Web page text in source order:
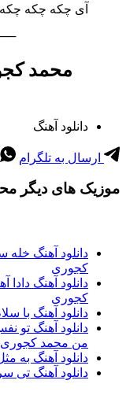
آی چکه چکه چکه
محمد
دانلود آهنگ
ارسال به تلگرام
موزیک های دیگر
دانلود آهنگ
کجوری
دانلود آهنگ
کجوری
دانلود آهنگ با
دانلود آهنگ
من محمد کجوری
دانلود آهنگ به
دانلود آهنگ